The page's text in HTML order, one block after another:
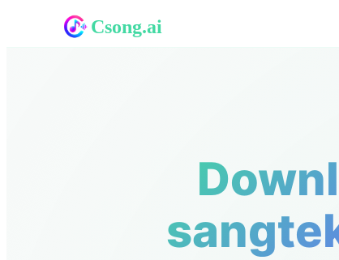
Csong.ai